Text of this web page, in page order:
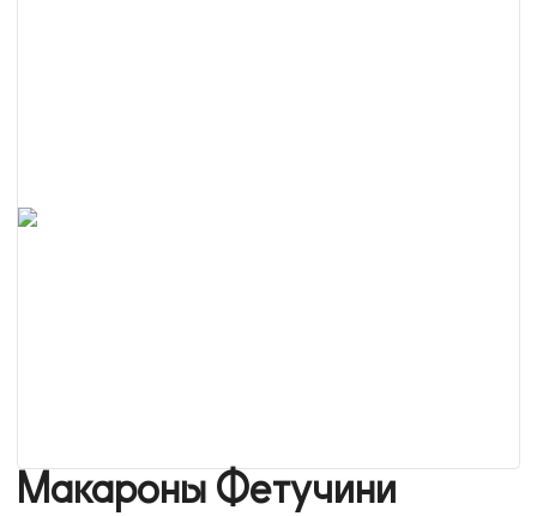
Макароны Фетучини